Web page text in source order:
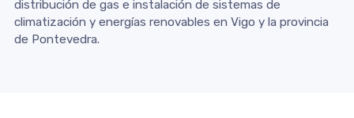
distribución de gas e instalación de sistemas de
climatización y energías renovables en Vigo y la provincia
de Pontevedra.